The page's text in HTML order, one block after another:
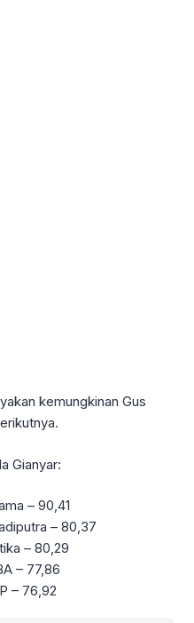
kemungkinan Gus
Gianyar:
– 90,41
– 80,37
– 80,29
– 77,86
– 76,92